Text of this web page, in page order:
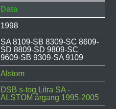
Data
1998
SA 8109-SB 8309-SC 8609-
SD 8809-SD 9809-SC
9609-SB 9309-SA 9109
Alstom
DSB s-tog Litra SA -
ALSTOM årgang 1995-2005